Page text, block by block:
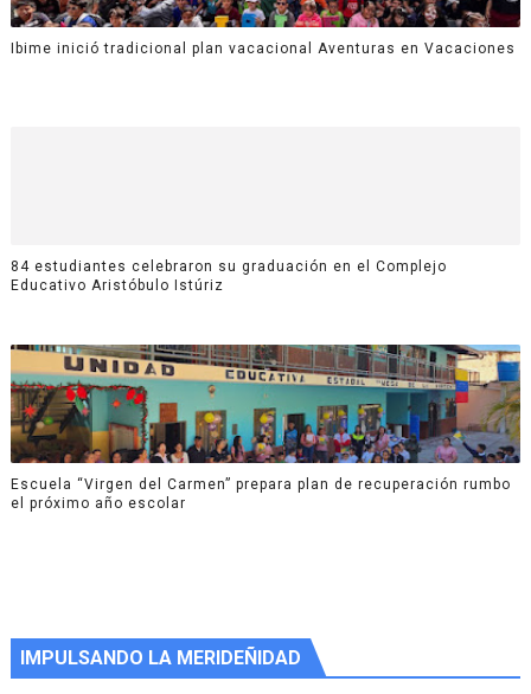
Ibime inició tradicional plan vacacional Aventuras en Vacaciones
84 estudiantes celebraron su graduación en el Complejo
Educativo Aristóbulo Istúriz
Escuela “Virgen del Carmen” prepara plan de recuperación rumbo
el próximo año escolar
IMPULSANDO LA MERIDEÑIDAD